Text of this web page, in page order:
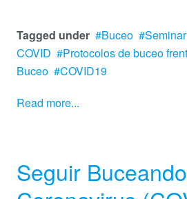
Tagged under Buceo
COVID
Protocolos de buceo
Buceo
COVID19
Read more...
Seguir